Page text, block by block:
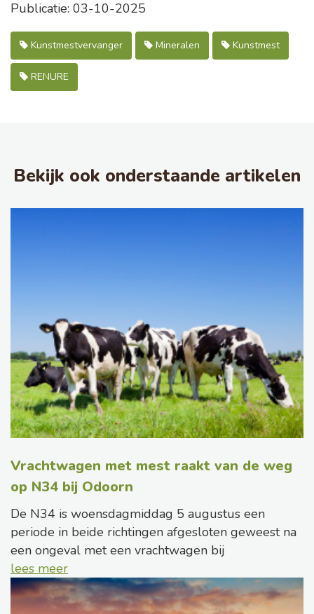
Publicatie: 03-10-2025
Kunstmestvervanger Mineralen Kunstmest
RENURE
Bekijk ook onderstaande artikelen
Vrachtwagen met mest raakt van de weg
op N34 bij Odoorn
De N34 is woensdagmiddag 5 augustus een
periode in beide richtingen afgesloten geweest na
een ongeval met een vrachtwagen bij
lees meer